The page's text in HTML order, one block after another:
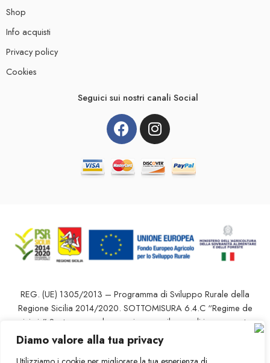
Diamo valore alla tua privacy
Shop
Info acquisti
Privacy policy
Cookies
Seguici sui nostri canali Social
REG. (UE) 1305/2013 – Programma di Sviluppo Rurale della
Regione Sicilia 2014/2020. SOTTOMISURA 6.4.C “Regime de
minimis” Sostegno per la creazione o sviluppo di imprese extra
agricole nei settori commercio – artigianale – turistico – servizi –
innovazione tecnologica” – D.D.S. 1850 del 10.05.2022 – C.U.P.: